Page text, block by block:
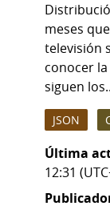
meses
televisión
conocer
siguen
JSON
Última
12:31